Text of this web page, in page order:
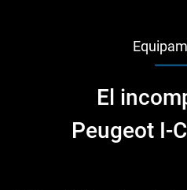
El
Peugeot I-